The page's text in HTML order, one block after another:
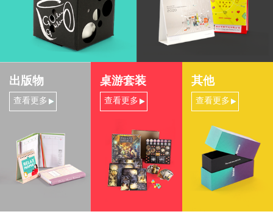
出版物
查看更多
桌游套装
查看更多
其他
查看更多